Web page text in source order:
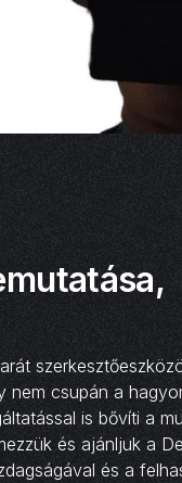
nem csupán a
is bővíti a
és ajánljuk a
és a